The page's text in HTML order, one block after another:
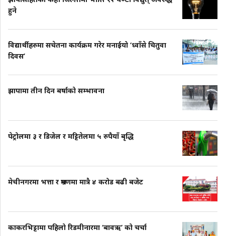
हुने
विद्यार्थीहरुमा सचेतना कार्यक्रम गरेर मनाईयो ‘ध्वाँसे चितुवा
दिवस’
झापामा तीन दिन बर्षाको सम्भावना
पेट्रोलमा ३ र डिजेल र मट्टितेलमा ५ रुपैयाँ बृद्धि
मेचीनगरमा भत्ता र भ्रमणमा मात्रै ४ करोड बढी बजेट
काकरभिट्टामा पहिलो रिडमीनारमा ‘बावऋ’ को चर्चा